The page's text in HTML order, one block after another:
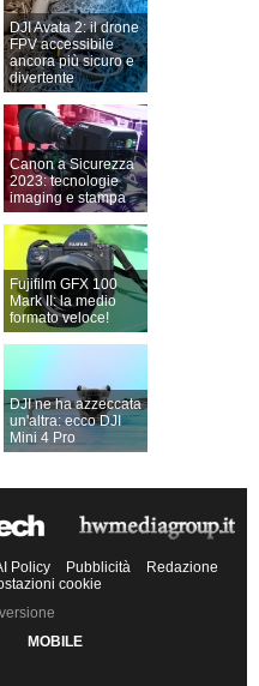
DJI Avata 2: il drone
FPV accessibile
ancora più sicuro e
divertente
Canon a Sicurezza
2023: tecnologie
imaging e stampa
Fujifilm GFX 100
Mark II: la medio
formato veloce!
DJI ne ha azzeccata
un'altra: ecco DJI
Mini 4 Pro
Policy Pubblicità
Redazione
cookie
MOBILE